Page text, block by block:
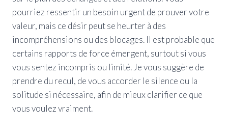
pourriez ressentir un besoin urgent de prouver votre
valeur, mais ce désir peut se heurter à des
incompréhensions ou des blocages. Il est probable que
certains rapports de force émergent, surtout si vous
vous sentez incompris ou limité. Je vous suggère de
prendre du recul, de vous accorder le silence ou la
solitude si nécessaire, afin de mieux clarifier ce que
vous voulez vraiment.